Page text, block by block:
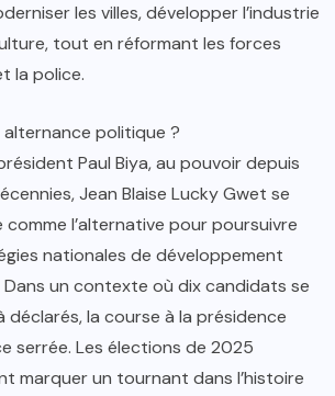
les villes, développer l’industrie
tout en réformant les forces
la police.
alternance politique ?
Paul Biya, au pouvoir depuis
Jean Blaise Lucky Gwet se
l’alternative pour poursuivre
nationales de développement
Dans un contexte où dix candidats se
déclarés, la course à la présidence
serrée. Les élections de 2025
marquer un tournant dans l’histoire